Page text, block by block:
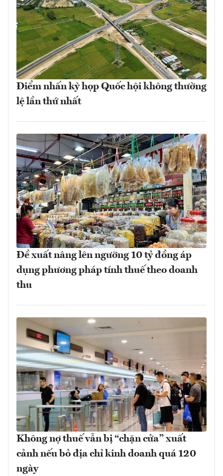
Điểm nhấn kỳ họp Quốc hội không thường
lệ lần thứ nhất
Đề xuất nâng lên ngưỡng 10 tỷ đồng áp
dụng phương pháp tính thuế theo doanh
thu
Không nợ thuế vẫn bị “chặn cửa” xuất
cảnh nếu bỏ địa chỉ kinh doanh quá 120
ngày